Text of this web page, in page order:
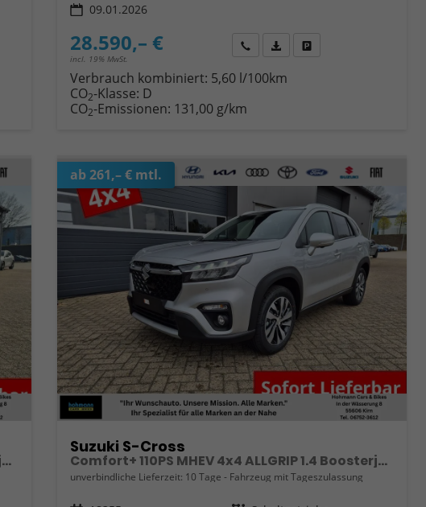
09.01.2026
28.590,– €
incl. 19% MwSt.
Wir rufen Sie an
Fahrzeugexposé (PDF)
Fahrzeug parken
Verbrauch kombiniert: 5,60 l/100km
CO2-Klasse: D
CO2-Emissionen: 131,00 g/km
Comfort+ 110PS MHEV 4x4 ALLGRIP 1.4 Boosterjet Teilleder Navi Klimaautomatik Sitzheizung ACC PDC v+h 4x Kamera Suzuki-Radio Apple CarPlay Android Auto Touchscreen 2xKeyless 17-LM
ab 261,– € mtl.
Suzuki S-Cross
Comfort+ 110PS MHEV 4x4 ALLGRIP 1.4 Boosterjet Teilleder Navi Klimaautomatik Sitzheizung ACC PDC v+h 4x Kamera Suzuki-Radio Apple CarPlay Android Auto Touchscreen 2xKeyless 17-LM
unverbindliche Lieferzeit: 10 Tage Fahrzeug mit Tageszulassung